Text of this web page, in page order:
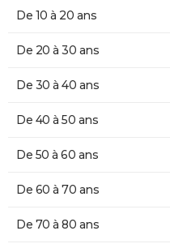
De 10 à 20 ans
De 20 à 30 ans
De 30 à 40 ans
De 40 à 50 ans
De 50 à 60 ans
De 60 à 70 ans
De 70 à 80 ans